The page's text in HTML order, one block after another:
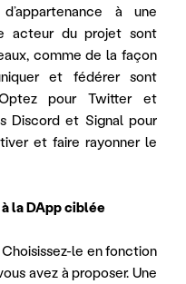
à une
acteur du projet sont
comme de la façon
et fédérer sont
pour Twitter et
Discord et Signal pour
et faire rayonner le
la DApp ciblée
le en fonction
avez à proposer. Une